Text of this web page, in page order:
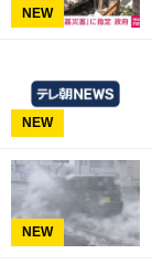
NEW
NEW
NEW